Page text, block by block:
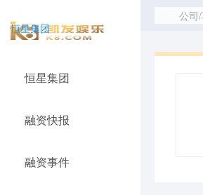
恒星集团
恒星集团
融资快报
融资事件